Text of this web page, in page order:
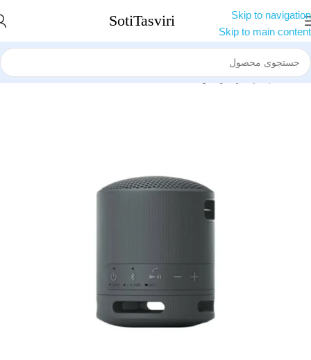
Skip to navigation
Skip to main content
خانه اسپیکر اسپیکر سونی